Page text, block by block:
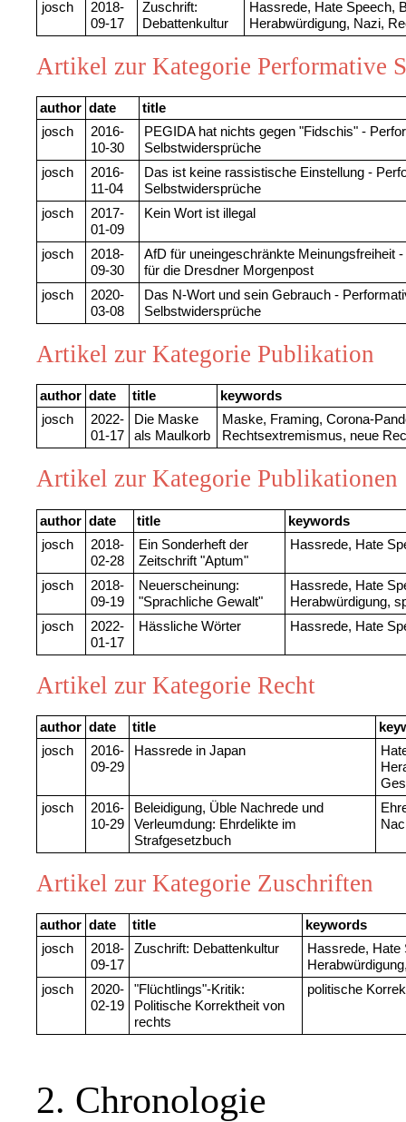
josch
2018-
09-17
Zuschrift:
Debattenkultur
Hassrede, Hate Speech,
Herabwürdigung, Nazi,
Artikel zur Kategorie Performative
author date
title
josch
2016-
10-30
PEGIDA hat nichts gegen "Fidschis" -
Selbstwidersprüche
josch
2016-
11-04
Das ist keine rassistische Einstellung -
Selbstwidersprüche
josch
2017-
01-09
Kein Wort ist illegal
josch
2018-
09-30
AfD für uneingeschränkte Meinungsfreiheit
für die Dresdner Morgenpost
josch
2020-
03-08
Das N-Wort und sein Gebrauch -
Selbstwidersprüche
Artikel zur Kategorie Publikation
author date title
keywords
josch
2022-
01-17
Die Maske
als Maulkorb
Maske, Framing, Corona-
Rechtsextremismus, neue
Artikel zur Kategorie Publikationen
author date title
keywords
josch
2018-
02-28
Ein Sonderheft der
Zeitschrift "Aptum"
Hassrede, Hate
josch
2018-
09-19
Neuerscheinung:
"Sprachliche Gewalt"
Hassrede, Hate
Herabwürdigung,
josch
2022-
01-17
Hässliche Wörter Hassrede, Hate
Artikel zur Kategorie Recht
author date title
josch
2016-
09-29
Hassrede in Japan
josch
2016-
10-29
Beleidigung, Üble Nachrede und
Verleumdung: Ehrdelikte im
Strafgesetzbuch
Artikel zur Kategorie Zuschriften
author date title
keywords
josch
2018-
09-17
Zuschrift: Debattenkultur
Hassrede, Hate
josch
2020-
02-19
"Flüchtlings"-Kritik:
Politische Korrektheit von
rechts
politische
2. Chronologie